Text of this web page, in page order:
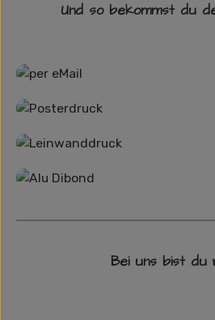
Und so bekommst du
Bei uns bist du